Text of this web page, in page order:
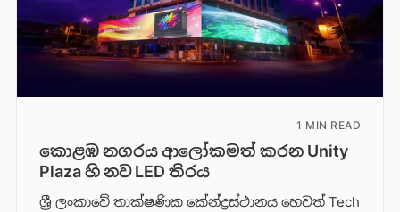
1 MIN READ
කොළඹ නගරය ආලෝකමත් කරන Unity
Plaza හි නව LED තිරය
ශ්‍රී ලංකාවේ තාක්ෂණික කේන්ද්‍රස්ථානය හෙවත් Tech